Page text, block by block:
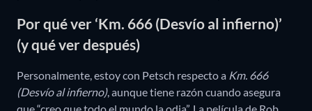
Por qué ver ‘Km. 666 (Desvío al infierno)’
(y qué ver después)
Personalmente, estoy con Petsch respecto a Km. 666
(Desvío al infierno), aunque tiene razón cuando asegura